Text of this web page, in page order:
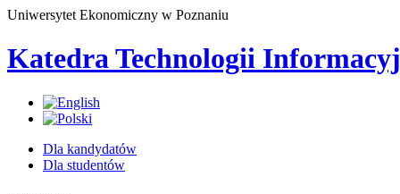
Uniwersytet Ekonomiczny w Poznaniu
Katedra Technologii
Dla kandydatów
Dla studentów